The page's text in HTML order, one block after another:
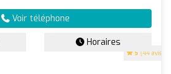
5 (44 avis)
Voir téléphone
Horaires